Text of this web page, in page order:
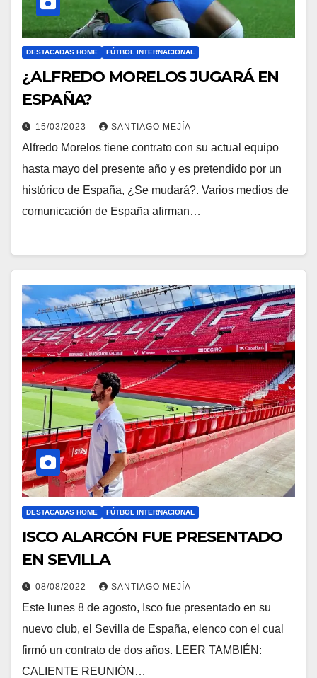
DESTACADAS HOME FÚTBOL INTERNACIONAL
¿ALFREDO MORELOS JUGARÁ EN
ESPAÑA?
15/03/2023 SANTIAGO MEJÍA
Alfredo Morelos tiene contrato con su actual equipo
hasta mayo del presente año y es pretendido por un
histórico de España, ¿Se mudará?. Varios medios de
comunicación de España afirman…
DESTACADAS HOME FÚTBOL INTERNACIONAL
ISCO ALARCÓN FUE PRESENTADO
EN SEVILLA
08/08/2022 SANTIAGO MEJÍA
Este lunes 8 de agosto, Isco fue presentado en su
nuevo club, el Sevilla de España, elenco con el cual
firmó un contrato de dos años. LEER TAMBIÉN:
CALIENTE REUNIÓN…